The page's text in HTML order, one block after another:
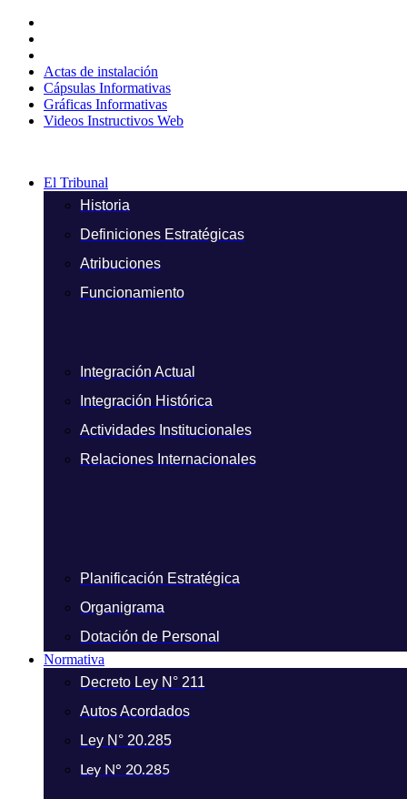
contenido
Actas de instalación
Cápsulas Informativas
Gráficas Informativas
Videos Instructivos Web
El Tribunal
Historia
Definiciones Estratégicas
Atribuciones
Funcionamiento
Integración Actual
Integración Histórica
Actividades Institucionales
Relaciones Internacionales
Planificación Estratégica
Organigrama
Dotación de Personal
Normativa
Decreto Ley N° 211
Autos Acordados
Ley N° 20.285
Ley N° 20.285